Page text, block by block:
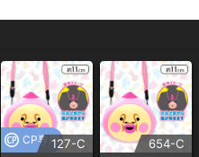
CP専用127-C 654-C